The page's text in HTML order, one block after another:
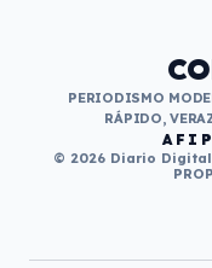
PERIODISMO
RÁPIDO,
© 2026 Diario